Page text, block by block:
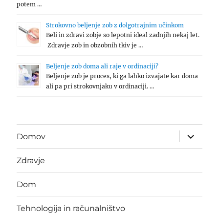
potem …
Strokovno beljenje zob z dolgotrajnim učinkom
Beli in zdravi zobje so lepotni ideal zadnjih nekaj let.
Zdravje zob in obzobnih tkiv je …
Beljenje zob doma ali raje v ordinaciji?
Beljenje zob je proces, ki ga lahko izvajate kar doma
ali pa pri strokovnjaku v ordinaciji. …
Domov
expand
child
menu
Zdravje
Dom
Tehnologija in računalništvo